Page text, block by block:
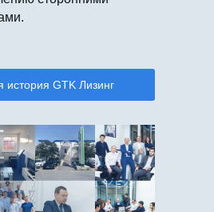
история GTK Лизинг